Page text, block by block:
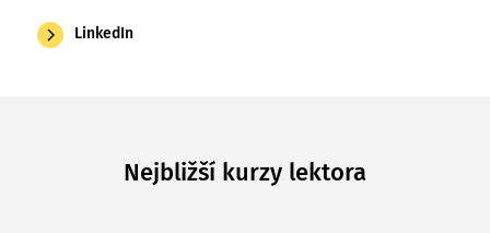
LinkedIn
Nejbližší kurzy lektora